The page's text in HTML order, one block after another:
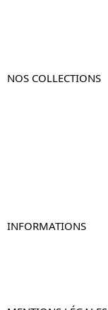
NOS COLLECTIONS
INFORMATIONS